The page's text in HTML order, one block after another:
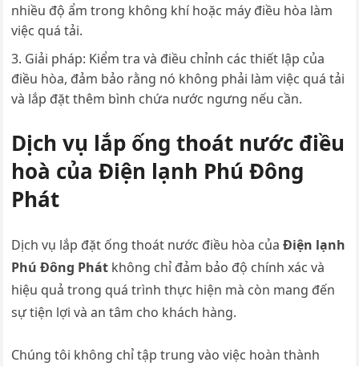
nhiều độ ẩm trong không khí hoặc máy điều hòa làm
việc quá tải.
Giải pháp: Kiểm tra và điều chỉnh các thiết lập của
điều hòa, đảm bảo rằng nó không phải làm việc quá tải
và lắp đặt thêm bình chứa nước ngưng nếu cần.
Dịch vụ lắp ống thoát nước điều
hoà của Điện lạnh Phú Đông
Phát
Dịch vụ lắp đặt ống thoát nước điều hòa củaĐiện lạnh
Phú Đông Phát không chỉ đảm bảo độ chính xác và
hiệu quả trong quá trình thực hiện mà còn mang đến
sự tiện lợi và an tâm cho khách hàng.
Chúng tôi không chỉ tập trung vào việc hoàn thành